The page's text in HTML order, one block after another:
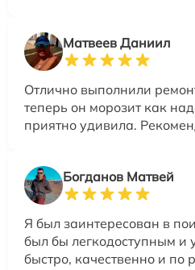
Матвеев Даниил
Отлично выполнили
теперь он морозит как
приятно удивила.
Богданов Матвей
Я был заинтересован в
был бы легкодоступным и
быстро, качественно и по